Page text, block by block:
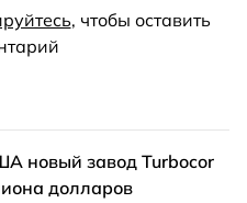
, чтобы оставить
новый завод Turbocor
долларов